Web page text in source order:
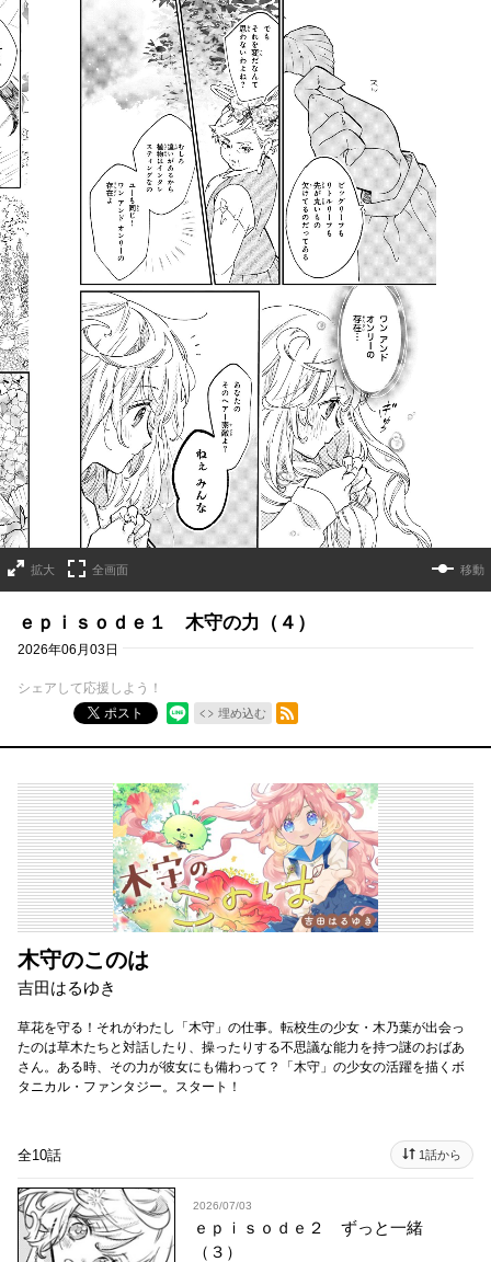
拡大 全画面 移動
ｅｐｉｓｏｄｅ１ 木守の力（４）
2026年06月03日
シェアして応援しよう！
ポスト
埋め込む
RSSフィード
木守のこのは
吉田はるゆき
草花を守る！それがわたし「木守」の仕事。転校生の少女・木乃葉が出会っ
たのは草木たちと対話したり、操ったりする不思議な能力を持つ謎のおばあ
さん。ある時、その力が彼女にも備わって？「木守」の少女の活躍を描くボ
タニカル・ファンタジー。スタート！
全10話 1話から
2026/07/03
ｅｐｉｓｏｄｅ２ ずっと一緒
（３）